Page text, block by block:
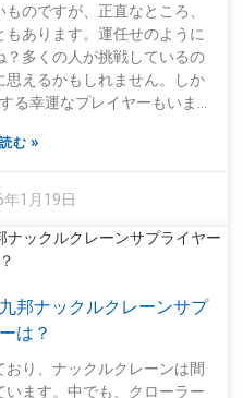
もあれば、急いで決定する
んでしまう可能性がありま
を検討すれば、後々のトラ
入や賃貸は、初期費用だけ
生む投資であることを忘れな
な選択肢など存在しません
のですが、正直なところ、
あります。運任せのように
多くの人が挑戦しているの
えるかもしれません。しか
る幸運なプレイヤーもいま
ターするための最高のヒン
非常に重要です。多くの人
いう事実を見落としがちで
て運任せにするだけではダ
切な角度で攻撃するかを知
のことと同じくらい重要で
正操作」されているものも
近景品を獲得した人がどこ
む »
年1月19日
邦ナックルクレーンサプ
は？
り、ナックルクレーンは間
ます。中でも、クローラー